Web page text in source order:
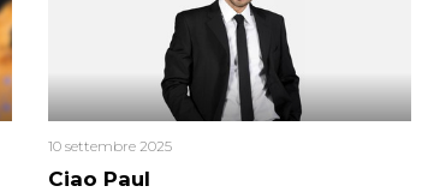
ritratta. Due colpevoli per un solo omicidio:
errore giudiziario o giustizia cieca?
Ciao Paul
10 settembre 2025